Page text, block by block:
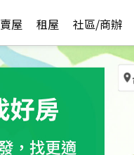
賣屋 租屋 社區/商辦